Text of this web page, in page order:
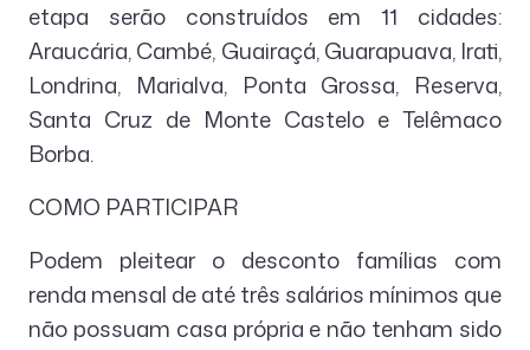
etapa serão construídos em 11 cidades:
Araucária, Cambé, Guairaçá, Guarapuava, Irati,
Londrina, Marialva, Ponta Grossa, Reserva,
Santa Cruz de Monte Castelo e Telêmaco
Borba.
COMO PARTICIPAR
Podem pleitear o desconto famílias com
renda mensal de até três salários mínimos que
não possuam casa própria e não tenham sido